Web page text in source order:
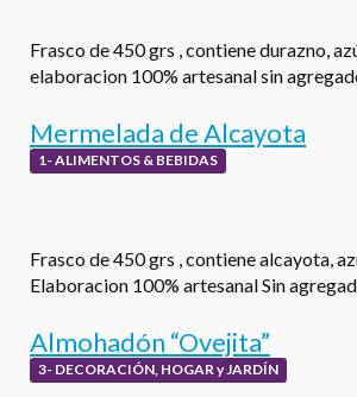
Frasco de 450 grs , contiene durazno,
elaboracion 100% artesanal sin
Mermelada de Alcayota
1- ALIMENTOS & BEBIDAS
Frasco de 450 grs , contiene alcayota,
Elaboracion 100% artesanal Sin
Almohadón “Ovejita”
3- DECORACIÓN, HOGAR y JARDÍN